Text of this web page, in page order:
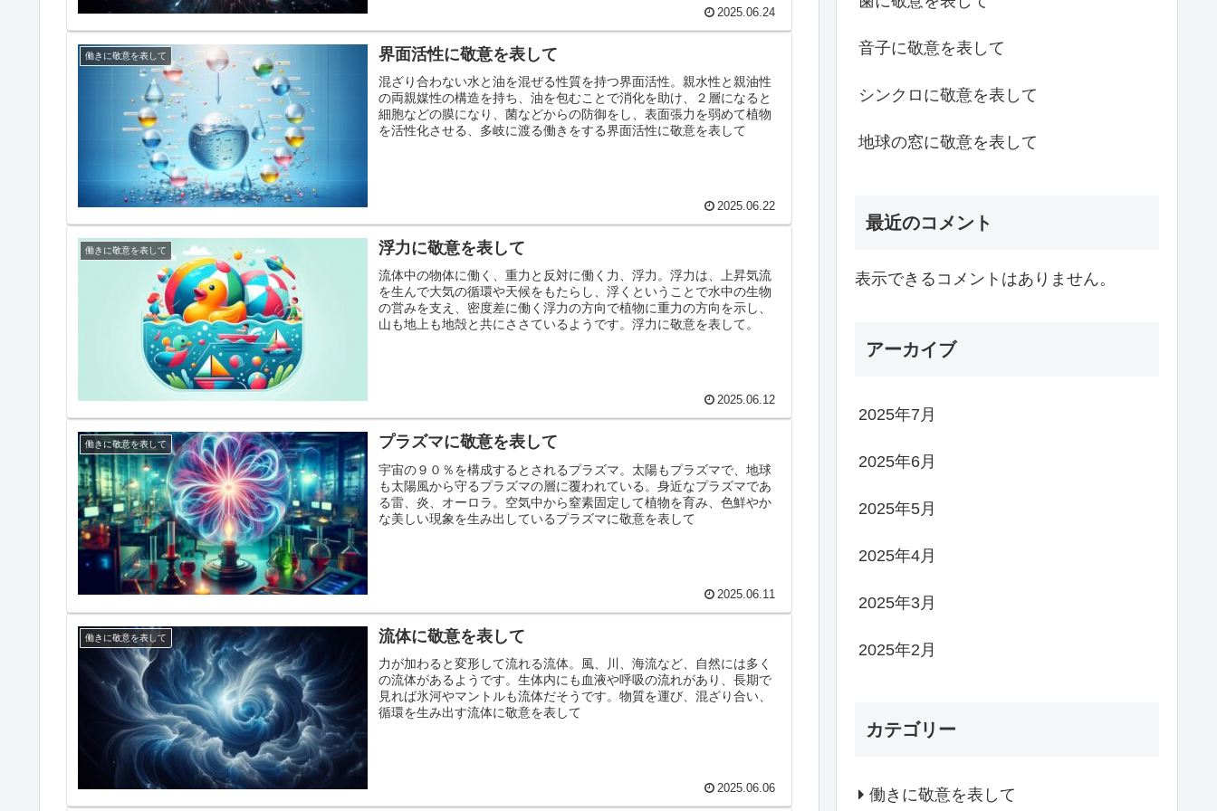
2025.06.24
働きに敬意を表して 界面活性に敬意を表して
混ざり合わない水と油を混ぜる性質を持つ界面活性。親水性と親油性
の両親媒性の構造を持ち、油を包むことで消化を助け、２層になると
細胞などの膜になり、菌などからの防御をし、表面張力を弱めて植物
を活性化させる、多岐に渡る働きをする界面活性に敬意を表して
2025.06.22
働きに敬意を表して 浮力に敬意を表して
流体中の物体に働く、重力と反対に働く力、浮力。浮力は、上昇気流
を生んで大気の循環や天候をもたらし、浮くということで水中の生物
の営みを支え、密度差に働く浮力の方向で植物に重力の方向を示し、
山も地上も地殻と共にささているようです。浮力に敬意を表して。
2025.06.12
働きに敬意を表して プラズマに敬意を表して
宇宙の９０％を構成するとされるプラズマ。太陽もプラズマで、地球
も太陽風から守るプラズマの層に覆われている。身近なプラズマであ
る雷、炎、オーロラ。空気中から窒素固定して植物を育み、色鮮やか
な美しい現象を生み出しているプラズマに敬意を表して
2025.06.11
働きに敬意を表して 流体に敬意を表して
力が加わると変形して流れる流体。風、川、海流など、自然には多く
の流体があるようです。生体内にも血液や呼吸の流れがあり、長期で
見れば氷河やマントルも流体だそうです。物質を運び、混ざり合い、
循環を生み出す流体に敬意を表して
2025.06.06
音子に敬意を表して
シンクロに敬意を表して
地球の窓に敬意を表して
最近のコメント
表示できるコメントはありません。
アーカイブ
2025年7月
2025年6月
2025年5月
2025年4月
2025年3月
2025年2月
カテゴリー
働きに敬意を表して